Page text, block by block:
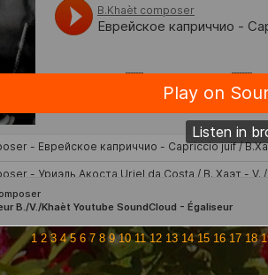
1 2 3 4 5 6 7 8 9 10 11 12 13 14 15 16 17 18